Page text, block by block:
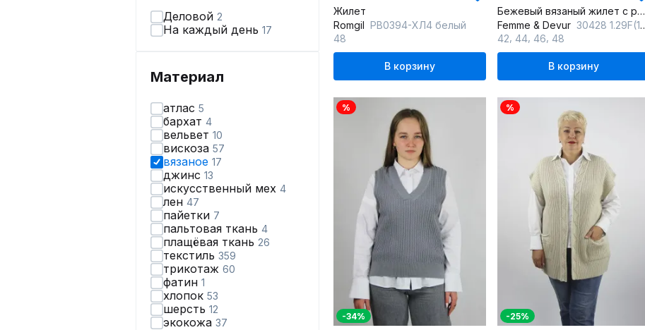
Деловой 2
На каждый день 17
Материал
атлас 5
бархат 4
вельвет 10
вискоза 57
вязаное 17
джинс 13
искусственный мех 4
лен 47
пайетки 7
пальтовая ткань 4
плащёвая ткань 26
текстиль 359
трикотаж 60
фатин 1
хлопок 53
шерсть 12
экокожа 37
Жилет
Romgil РВ0394-ХЛ4 белый
48
В корзину
Бежевый вязаный жилет с разрезами по бокам
Femme & Devur 30428 1.29F(170)
42 44 46 48
В корзину
%
-34%
%
-25%